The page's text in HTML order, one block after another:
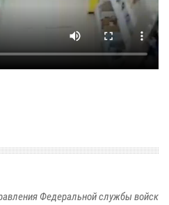
Федеральной службы войск